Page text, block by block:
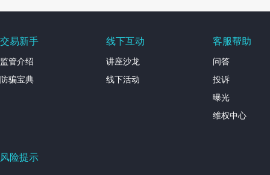
交易新手
监管介绍
防骗宝典
线下互动
讲座沙龙
线下活动
客服帮助
问答
投诉
曝光
维权中心
风险提示